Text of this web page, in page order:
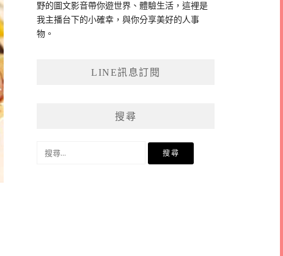
野的圖文影音帶你遊世界、體驗生活，這裡是
我主播台下的小確幸，與你分享美好的人事
物。
LINE訊息訂閱
搜尋